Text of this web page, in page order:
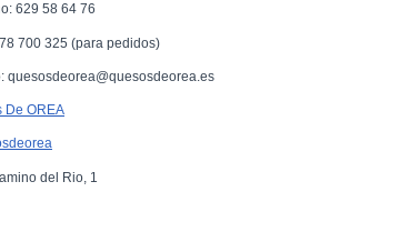
629 58 64 76
(para pedidos)
quesosdeorea@quesosdeorea.es
De OREA
del Rio, 1